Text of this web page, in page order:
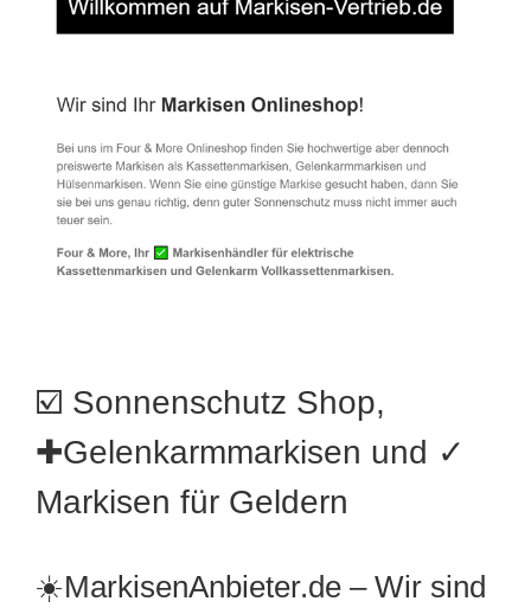
☑️ Sonnenschutz Shop,
✚Gelenkarmmarkisen und ✓
Markisen für Geldern
☀️MarkisenAnbieter.de – Wir sind